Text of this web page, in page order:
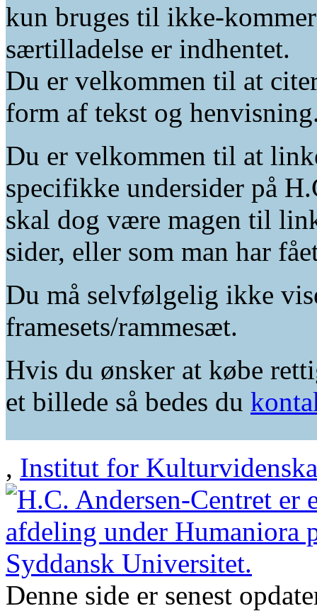
kun bruges til ikke-
særtilladelse er indhentet.
Du er velkommen til at
form af tekst og
Du er velkommen til at
specifikke undersider på
skal dog være magen til
sider, eller som man har
Du må selvfølgelig ikke
framesets/rammesæt.
Hvis du ønsker at købe
et billede så bedes du
, Institut for
Denne side er senest